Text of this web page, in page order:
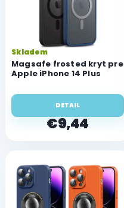
o
d
u
o
Magsafe frosted kryt pre
Apple iPhone 14 Plus
Skladem
€9,44
DETAIL